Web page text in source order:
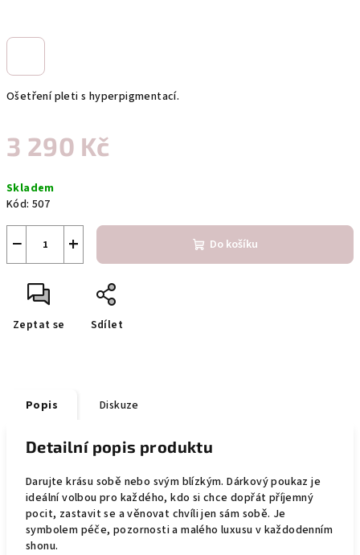
Ošetření pleti s hyperpigmentací.
3 290 Kč
cena:
Skladem
Kód: 507
+
− Do košíku
Zeptat se Sdílet
Popis Diskuze
Detailní popis produktu
Darujte krásu sobě nebo svým blízkým. Dárkový poukaz je
ideální volbou pro každého, kdo si chce dopřát příjemný
pocit, zastavit se a věnovat chvíli jen sám sobě. Je
symbolem péče, pozornosti a malého luxusu v každodenním
shonu.